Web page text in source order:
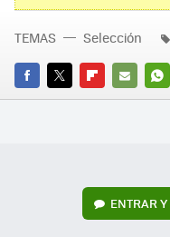
FACEBOOK
TWITTERFLIPBOARD
E-
TEMAS Selección
ENTRAR